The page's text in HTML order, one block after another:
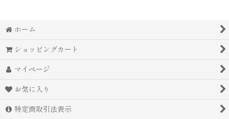
ホーム
ショッピングカート
マイページ
お気に入り
特定商取引法表示